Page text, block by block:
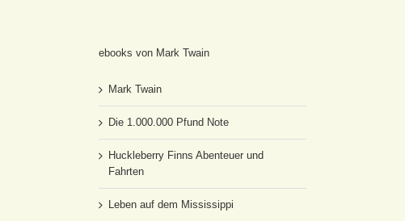
ebooks von Mark Twain
Mark Twain
Die 1.000.000 Pfund Note
Huckleberry Finns Abenteuer und
Fahrten
Leben auf dem Mississippi